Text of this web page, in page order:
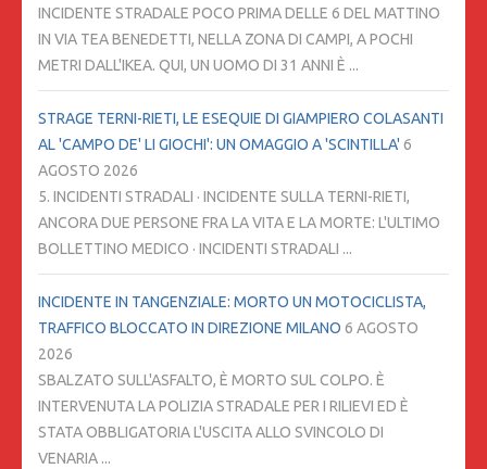
INCIDENTE STRADALE POCO PRIMA DELLE 6 DEL MATTINO
IN VIA TEA BENEDETTI, NELLA ZONA DI CAMPI, A POCHI
METRI DALL'IKEA. QUI, UN UOMO DI 31 ANNI È ...
STRAGE TERNI-RIETI, LE ESEQUIE DI GIAMPIERO COLASANTI
AL 'CAMPO DE' LI GIOCHI': UN OMAGGIO A 'SCINTILLA' 6
AGOSTO 2026
5. INCIDENTI STRADALI · INCIDENTE SULLA TERNI-RIETI,
ANCORA DUE PERSONE FRA LA VITA E LA MORTE: L'ULTIMO
BOLLETTINO MEDICO · INCIDENTI STRADALI ...
INCIDENTE IN TANGENZIALE: MORTO UN MOTOCICLISTA,
TRAFFICO BLOCCATO IN DIREZIONE MILANO 6 AGOSTO
2026
SBALZATO SULL'ASFALTO, È MORTO SUL COLPO. È
INTERVENUTA LA POLIZIA STRADALE PER I RILIEVI ED È
STATA OBBLIGATORIA L'USCITA ALLO SVINCOLO DI
VENARIA ...